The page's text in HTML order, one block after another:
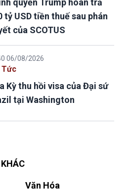
quyền Trump hoàn trả
tỷ USD tiền thuế sau phán
của SCOTUS
06/08/2026
Tức
Kỳ thu hồi visa của Đại sứ
tại Washington
Văn Hóa